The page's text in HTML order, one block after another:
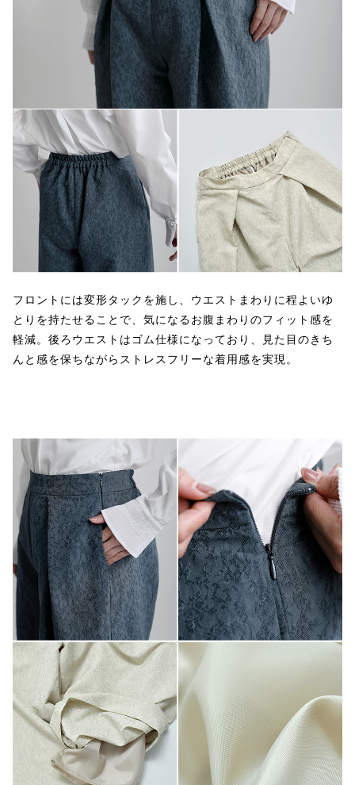
フロントには変形タックを施し、ウエストまわりに程よいゆ
とりを持たせることで、気になるお腹まわりのフィット感を
軽減。後ろウエストはゴム仕様になっており、見た目のきち
んと感を保ちながらストレスフリーな着用感を実現。